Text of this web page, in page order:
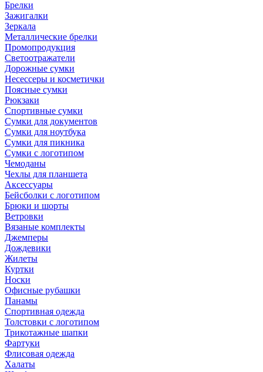
Брелки
Зажигалки
Зеркала
Металлические брелки
Промопродукция
Светоотражатели
Дорожные сумки
Несессеры и косметички
Поясные сумки
Рюкзаки
Спортивные сумки
Сумки для документов
Сумки для ноутбука
Сумки для пикника
Сумки с логотипом
Чемоданы
Чехлы для планшета
Аксессуары
Бейсболки с логотипом
Брюки и шорты
Ветровки
Вязаные комплекты
Джемперы
Дождевики
Жилеты
Куртки
Носки
Офисные рубашки
Панамы
Спортивная одежда
Толстовки с логотипом
Трикотажные шапки
Фартуки
Флисовая одежда
Халаты